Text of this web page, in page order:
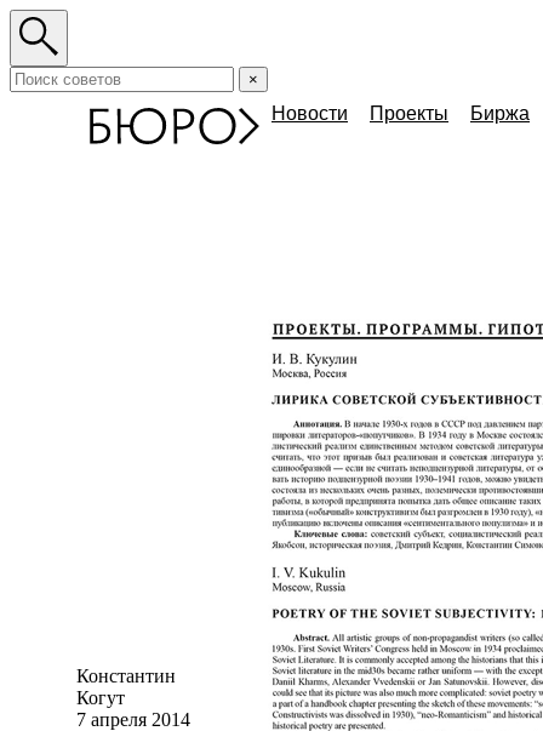
×
Новости Проекты Биржа
Константин
Когут
7 апреля 2014